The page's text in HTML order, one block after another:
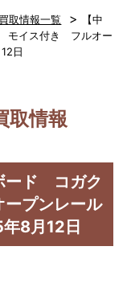
取情報一覧 >
【中
モイス付き フルオー
日
取情報
ード コガク
プンレール
8月12日